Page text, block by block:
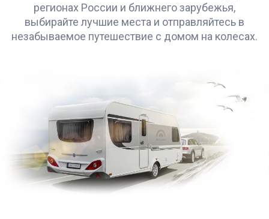
регионах России и ближнего зарубежья,
выбирайте лучшие места и отправляйтесь в
незабываемое путешествие с домом на колесах.